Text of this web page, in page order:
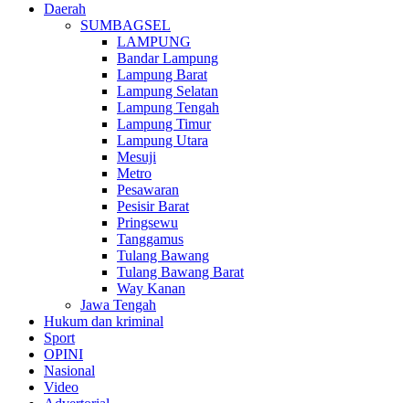
Daerah
SUMBAGSEL
LAMPUNG
Bandar Lampung
Lampung Barat
Lampung Selatan
Lampung Tengah
Lampung Timur
Lampung Utara
Mesuji
Metro
Pesawaran
Pesisir Barat
Pringsewu
Tanggamus
Tulang Bawang
Tulang Bawang Barat
Way Kanan
Jawa Tengah
Hukum dan kriminal
Sport
OPINI
Nasional
Video